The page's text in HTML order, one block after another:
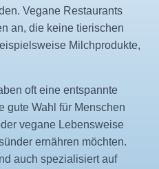
Vegane Restaurants
an, die keine tierischen
Milchprodukte,
oft eine entspannte
gute Wahl für Menschen
vegane Lebensweise
ernähren möchten.
auch spezialisiert auf